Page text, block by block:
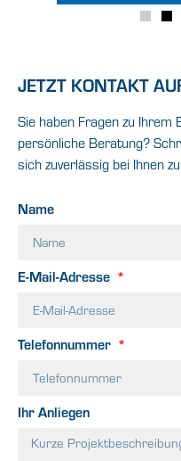
JETZT KONTAKT
Sie haben Fragen zu
persönliche Beratung?
sich zuverlässig bei Ihnen
Name
E-Mail-Adresse
Telefonnummer
Ihr Anliegen